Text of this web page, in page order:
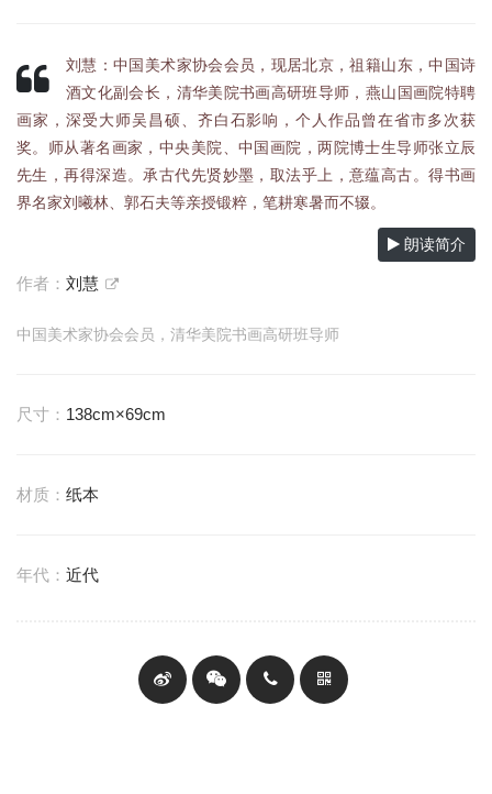
刘慧：中国美术家协会会员，现居北京，祖籍山东，中国诗
酒文化副会长，清华美院书画高研班导师，燕山国画院特聘
画家，深受大师吴昌硕、齐白石影响，个人作品曾在省市多次获
奖。师从著名画家，中央美院、中国画院，两院博士生导师张立辰
先生，再得深造。承古代先贤妙墨，取法乎上，意蕴高古。得书画
界名家刘曦林、郭石夫等亲授锻粹，笔耕寒暑而不辍。
朗读简介
作者： 刘慧
中国美术家协会会员，清华美院书画高研班导师
尺寸： 138cm×69cm
材质： 纸本
年代： 近代